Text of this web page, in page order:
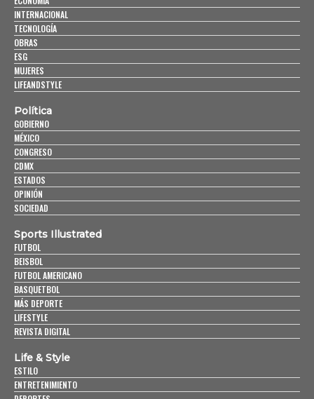
INTERNACIONAL
TECNOLOGÍA
OBRAS
ESG
MUJERES
LIFEANDSTYLE
Política
GOBIERNO
MÉXICO
CONGRESO
CDMX
ESTADOS
OPINIÓN
SOCIEDAD
Sports Illustrated
FUTBOL
BEISBOL
FUTBOL AMERICANO
BASQUETBOL
MÁS DEPORTE
LIFESTYLE
REVISTA DIGITAL
Life & Style
ESTILO
ENTRETENIMIENTO